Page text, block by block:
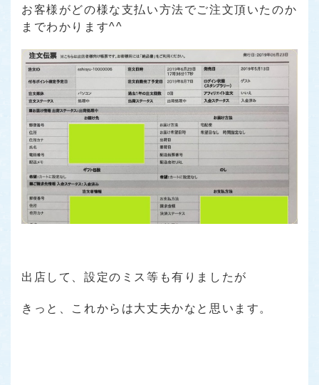
お客様がどの様な支払い方法でご注文頂いたのか
までわかります^^
出店して、設定のミス等も有りましたが
きっと、これからは大丈夫かなと思います。